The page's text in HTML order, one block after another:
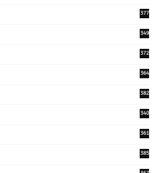
377
349
372
364
382
340
361
385